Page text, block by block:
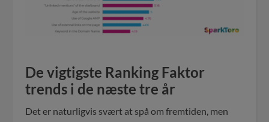
De vigtigste Ranking Faktor
trends i de næste tre år
Det er naturligvis svært at spå om fremtiden, men